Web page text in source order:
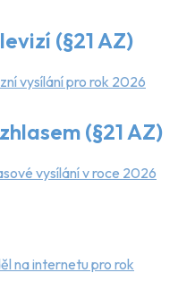
(§21 AZ)
vysílání pro rok 2026
(§21 AZ)
vysílání v roce 2026
na internetu pro rok